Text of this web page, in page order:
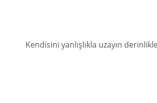
Kendisini yanlışlıkla uzayın